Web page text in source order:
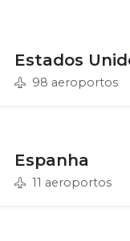
Estados
98 aeroportos
Espanha
11 aeroportos